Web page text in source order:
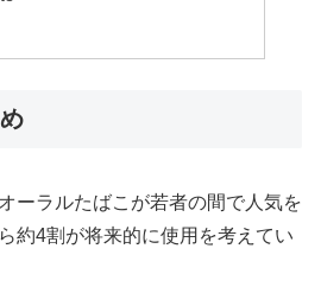
ーラルたばこが若者の間で人気を
約4割が将来的に使用を考えてい